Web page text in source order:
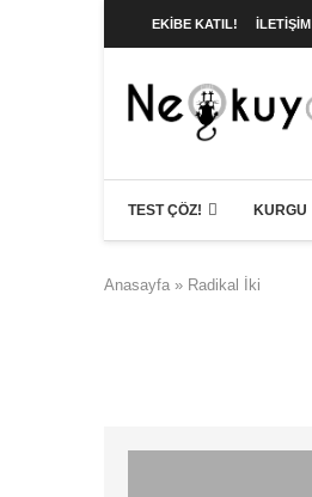
EKIBE KATIL! İLETIŞIM
TEST ÇÖZ! KURGU
Anasayfa » Radikal İki